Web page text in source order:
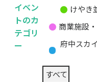
イベン
トのカ
テゴリ
ー
題
カ
テ
ゴ
けやき
商業施設
府中スカ
すべて